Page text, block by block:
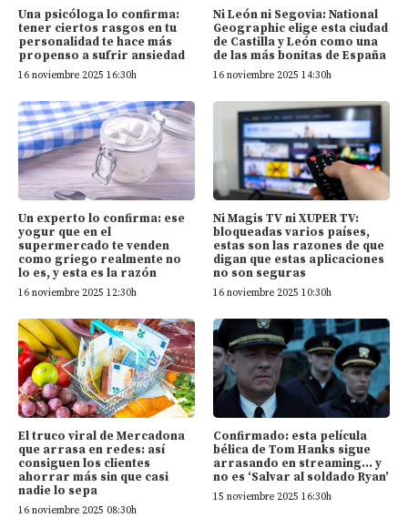
Una psicóloga lo confirma:
tener ciertos rasgos en tu
personalidad te hace más
propenso a sufrir ansiedad
16 noviembre 2025 16:30h
Ni León ni Segovia: National
Geographic elige esta ciudad
de Castilla y León como una
de las más bonitas de España
16 noviembre 2025 14:30h
Un experto lo confirma: ese
yogur que en el
supermercado te venden
como griego realmente no
lo es, y esta es la razón
16 noviembre 2025 12:30h
Ni Magis TV ni XUPER TV:
bloqueadas varios países,
estas son las razones de que
digan que estas aplicaciones
no son seguras
16 noviembre 2025 10:30h
El truco viral de Mercadona
que arrasa en redes: así
consiguen los clientes
ahorrar más sin que casi
nadie lo sepa
16 noviembre 2025 08:30h
Confirmado: esta película
bélica de Tom Hanks sigue
arrasando en streaming… y
no es ‘Salvar al soldado Ryan’
15 noviembre 2025 16:30h